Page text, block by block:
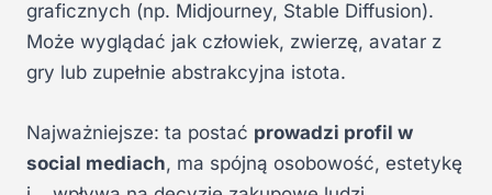
graficznych (np. Midjourney, Stable Diffusion).
Może wyglądać jak człowiek, zwierzę, avatar z
gry lub zupełnie abstrakcyjna istota.
Najważniejsze: ta postać prowadzi profil w
social mediach, ma spójną osobowość, estetykę